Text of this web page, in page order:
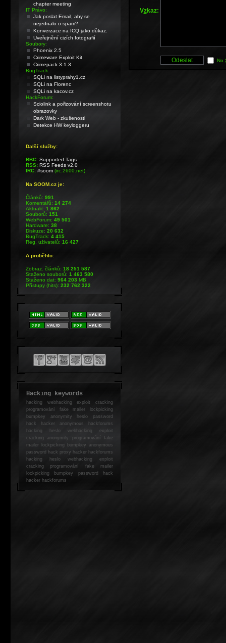
Vzkaz:
No
chapter meeting
IT Právo:
Jak poslat Email, aby se
nejednalo o spam?
Konverzace na ICQ jako důkaz.
Uveřejnění cizích fotografií
Soubory:
Phoenix 2.5
Crimeware Exploit Kit
Crimepack 3.1.3
BugTrack:
SQLi na listyprahy1.cz
SQLi na Florenc
SQLi na kacov.cz
HackForum:
Sciolink a pořizování screenshotu
obrazovky
Dark Web - zkušenosti
Detekce HW keyloggeru
Další služby:
BBC: Supported Tags
RSS: RSS Feeds v2.0
IRC: #soom(irc.2600.net)
Na SOOM.cz je:
Článků:991
Komentářů:14 274
Aktualit:1 862
Souborů:151
WebForum:49 501
Hardware:38
Diskuze:20 632
BugTrack:4 415
Reg. uživatelů:16 427
A proběhlo:
Zobraz. článků:18 251 587
Staženo souborů:1 463 580
Staženo dat:964 203MB
Přístupy (hits):232 762 322
Hacking keywords
hackingwebhacking exploit cracking
programování fake mailer lockpicking
bumpkey anonymity heslo password
hackhacker anonymous hackforums
hackingheslo webhacking exploit
cracking anonymity programování fake
mailer lockpicking bumpkey anonymous
password hack proxy hacker hackforums
hacking heslo webhacking exploit
cracking programování fake mailer
lockpicking bumpkey password hack
hackerhackforums